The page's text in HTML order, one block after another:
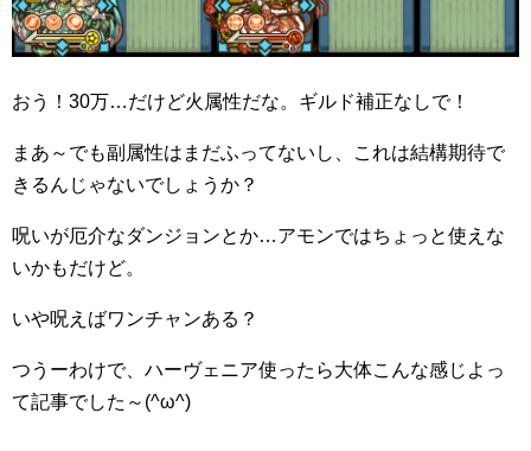
おう！30万…だけど火属性だな。ギルド補正なしで！
まあ～でも副属性はまだふってないし、これは結構期待で
きるんじゃないでしょうか？
呪いが厄介なダンジョンとか…アモンではちょっと使えな
いかもだけど。
いや呪えばワンチャンある？
つうーわけで、ハーヴェニア使ったら大体こんな感じよっ
て記事でした～(^ω^)